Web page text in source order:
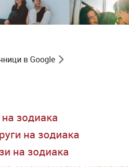
в Google
зодиака
на зодиака
на зодиака